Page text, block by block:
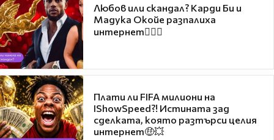
Любов или скандал? Карди Би и
Мадука Окойе разпалиха
интернет❤️‍🔥🔥
Плати ли FIFA милиони на
IShowSpeed?! Истината зад
сделката, която разтърси целия
интернет🤑💥